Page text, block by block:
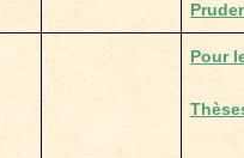
Pour